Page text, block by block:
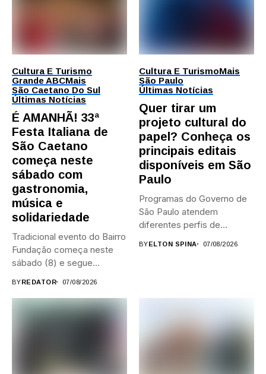
Cultura E Turismo
Grande ABCMais
São Caetano Do Sul
Últimas Notícias
É AMANHÃ! 33ª
Festa Italiana de
São Caetano
começa neste
sábado com
gastronomia,
música e
solidariedade
Tradicional evento do Bairro
Fundação começa neste
sábado (8) e segue
BYREDATOR 07/08/2026
Cultura E TurismoMais
São Paulo
Últimas Notícias
Quer tirar um
projeto cultural do
papel? Conheça os
principais editais
disponíveis em São
Paulo
Programas do Governo de
São Paulo atendem
diferentes perfis de
BYELTON SPINA 07/08/2026